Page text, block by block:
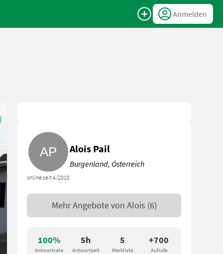
Anmelden
100%
Antwortrate
5h
Antwortzeit
5
Merkliste
+700
Aufrufe
online seit 4/2010
Alois Pail
Burgenland, Österreich
Mehr Angebote von Alois (6)